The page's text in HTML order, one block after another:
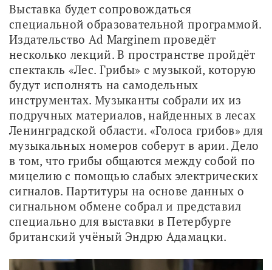
Выставка будет сопровождаться
специальной образовательной программой.
Издательство Ad Marginem проведёт
несколько лекций. В пространстве пройдёт
спектакль «Лес. Грибы» с музыкой, которую
будут исполнять на самодельных
инструментах. Музыканты собрали их из
подручных материалов, найденных в лесах
Ленинградской области. «Голоса грибов» для
музыкальных номеров соберут в арии. Дело
в том, что грибы общаются между собой по
мицелию с помощью слабых электрических
сигналов. Партитуры на основе данных о
сигнальном обмене собрал и представил
специально для выставки в Петербурге
британский учёный Эндрю Адамацки.